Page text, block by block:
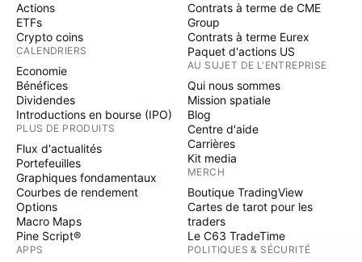
Actions
ETFs
Crypto coins
CALENDRIERS
Economie
Bénéfices
Dividendes
Introductions en bourse (IPO)
PLUS DE PRODUITS
Flux d'actualités
Portefeuilles
Graphiques fondamentaux
Courbes de rendement
Options
Macro Maps
Pine Script®
APPS
Contrats à terme de CME
Group
Contrats à terme Eurex
Paquet d'actions US
AU SUJET DE L'ENTREPRISE
Qui nous sommes
Mission spatiale
Blog
Centre d'aide
Carrières
Kit media
MERCH
Boutique TradingView
Cartes de tarot pour les
traders
Le C63 TradeTime
POLITIQUES & SÉCURITÉ